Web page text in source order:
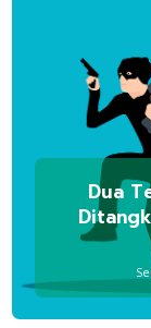
Dua